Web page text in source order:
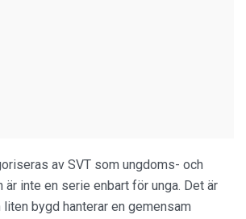
av SVT som ungdoms- och
inte en serie enbart för unga. Det är
bygd hanterar en gemensam